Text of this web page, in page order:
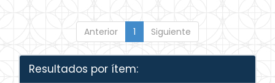
Anterior 1 Siguiente
Resultados por ítem: